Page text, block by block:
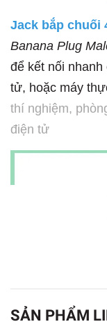
Jack bắp chuối
Banana Plug
để kết nối nhanh
tử, hoặc máy
thí nghiệm,
điện tử
SẢN PHẨM